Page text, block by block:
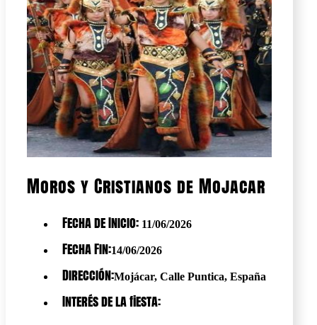
Moros y Cristianos de Mojacar
Fecha de Inicio: 11/06/2026
Fecha Fin:14/06/2026
Dirección:Mojácar, Calle Puntica, España
Interés de la fiesta: